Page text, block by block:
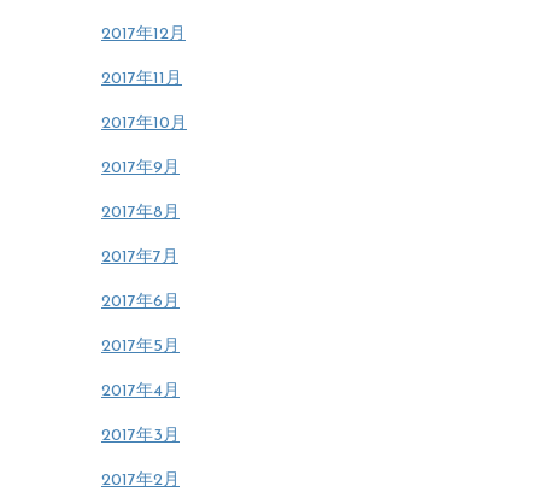
2017年12月
2017年11月
2017年10月
2017年9月
2017年8月
2017年7月
2017年6月
2017年5月
2017年4月
2017年3月
2017年2月